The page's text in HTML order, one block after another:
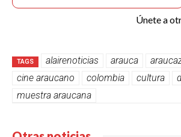
Únete a
TAGS alairenoticias arauca
cine araucano
colombia cultura
muestra araucana